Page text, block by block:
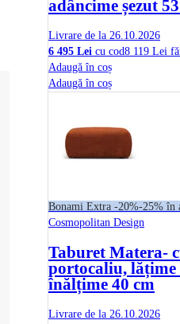
adâncime șezut
Livrare de la 26.10.2026
6 495 Lei cu cod8 119 Lei
Adaugă în coș
Adaugă în coș
Bonami Extra -20%-25% în
Cosmopolitan Design
Taburet Matera-
portocaliu, lățime
înălțime 40 cm
Livrare de la 26.10.2026